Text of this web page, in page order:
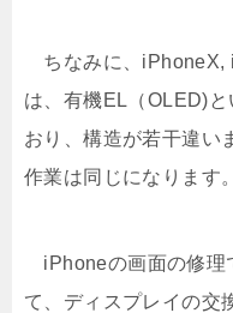
ちなみに、iPhoneX,
は、有機EL（OLED)
おり、構造が若干違い
作業は同じになります。
iPhoneの画面の修理
て、ディスプレイの交